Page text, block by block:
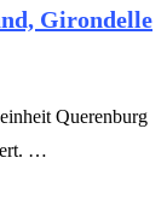
Girondelle
Querenburg
…